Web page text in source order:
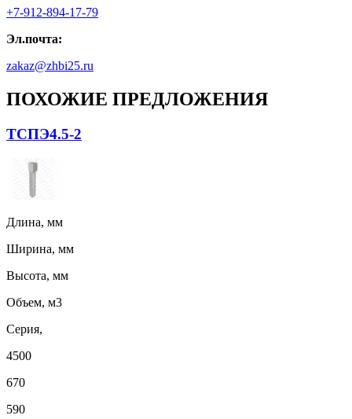
+7-912-894-17-79
Эл.почта:
zakaz@zhbi25.ru
ПОХОЖИЕ ПРЕДЛОЖЕНИЯ
ТСПЭ4.5-2
Длина, мм
Ширина, мм
Высота, мм
Объем, м3
Серия,
4500
670
590